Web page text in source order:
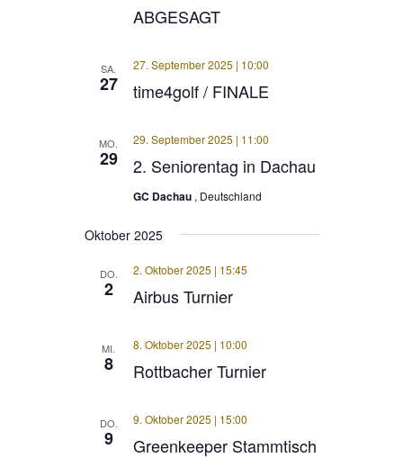
ABGESAGT
SA.
27 time4golf / FINALE
27. September 2025 | 10:00
MO.
29 2. Seniorentag in Dachau
29. September 2025 | 11:00
GC Dachau , Deutschland
Oktober 2025
DO.
2 Airbus Turnier
2. Oktober 2025 | 15:45
MI.
8 Rottbacher Turnier
8. Oktober 2025 | 10:00
DO.
9 Greenkeeper Stammtisch
9. Oktober 2025 | 15:00